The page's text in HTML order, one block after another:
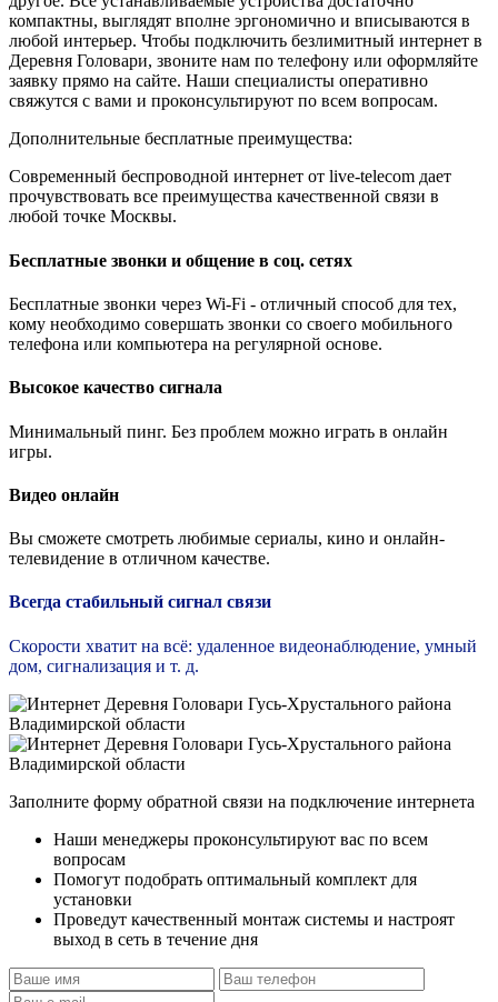
компактны, выглядят вполне эргономично и вписываются в
любой интерьер. Чтобы подключить безлимитный интернет в
Деревня Головари, звоните нам по телефону или оформляйте
заявку прямо на сайте. Наши специалисты оперативно
свяжутся с вами и проконсультируют по всем вопросам.
Дополнительные бесплатные преимущества:
Современный беспроводной интернет от live-telecom дает
прочувствовать все преимущества качественной связи в
любой точке Москвы.
Бесплатные звонки и общение в соц. сетях
Бесплатные звонки через Wi-Fi - отличный способ для тех,
кому необходимо совершать звонки со своего мобильного
телефона или компьютера на регулярной основе.
Высокое качество сигнала
Минимальный пинг. Без проблем можно играть в онлайн
игры.
Видео онлайн
Вы сможете смотреть любимые сериалы, кино и онлайн-
телевидение в отличном качестве.
Всегда стабильный сигнал связи
Скорости хватит на всё: удаленное видеонаблюдение, умный
дом, сигнализация и т. д.
Заполните форму обратной связи на подключение интернета
Наши менеджеры проконсультируют вас по всем
вопросам
Помогут подобрать оптимальный комплект для
установки
Проведут качественный монтаж системы и настроят
выход в сеть в течение дня